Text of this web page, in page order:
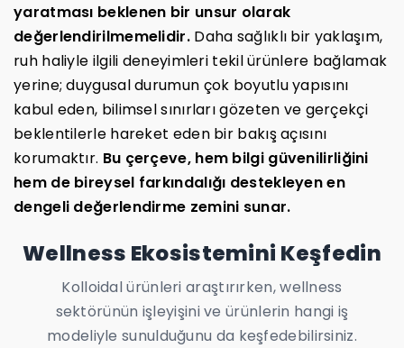
yaratması beklenen bir unsur olarak
değerlendirilmemelidir.Daha sağlıklı bir yaklaşım,
ruh haliyle ilgili deneyimleri tekil ürünlere bağlamak
yerine; duygusal durumun çok boyutlu yapısını
kabul eden, bilimsel sınırları gözeten ve gerçekçi
beklentilerle hareket eden bir bakış açısını
korumaktır. Bu çerçeve, hem bilgi güvenilirliğini
hem de bireysel farkındalığı destekleyen en
dengeli değerlendirme zemini sunar.
Wellness Ekosistemini Keşfedin
Kolloidal ürünleri araştırırken, wellness
sektörünün işleyişini ve ürünlerin hangi iş
modeliyle sunulduğunu da keşfedebilirsiniz.